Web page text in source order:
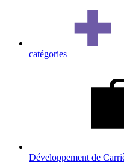
catégories
Développement de